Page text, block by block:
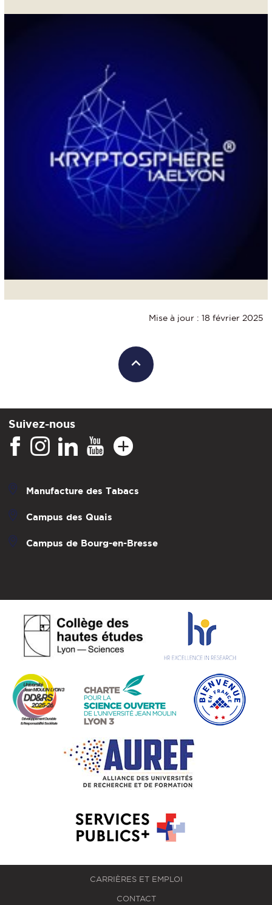
Mise à jour : 18 février 2025
Suivez-nous
Manufacture des Tabacs
Campus des Quais
Campus de Bourg-en-Bresse
CARRIÈRES ET EMPLOI
CONTACT